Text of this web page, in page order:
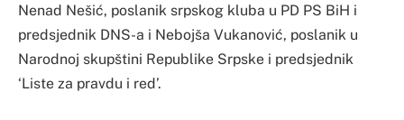
Nenad Nešić, poslanik srpskog kluba u PD PS BiH i
predsjednik DNS-a i Nebojša Vukanović, poslanik u
Narodnoj skupštini Republike Srpske i predsjednik
‘Liste za pravdu i red’.